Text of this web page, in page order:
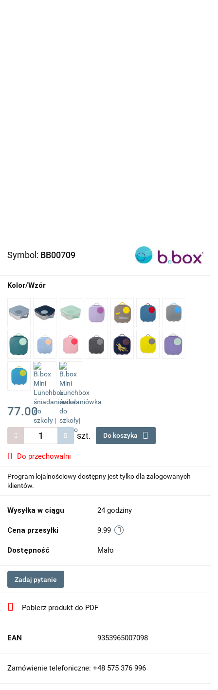
Symbol: BB00709
Kolor/Wzór
77.00
szt. Do koszyka
Do przechowalni
Program lojalnościowy dostępny jest tylko dla zalogowanych
klientów.
Wysyłka w ciągu 24 godziny
Cena przesyłki 9.99
Dostępność Mało
Zadaj pytanie
Pobierz produkt do PDF
EAN 9353965007098
Zamówienie telefoniczne: +48 575 376 996